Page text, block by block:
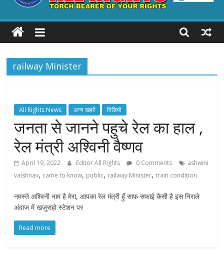
ALL
RIGHTS
Torch
your
Rights
railway Minister
All Rights News अन्य खबरें विडियो
जनता से जानने पहुचे रेल का हाल ,
रेल मंत्री अश्विनी वैष्णव
April 19, 2022 Editor All Rights 0 Comments
ashwini
vaishnav, came to know, public, railway Minister,train condition
नमस्ते अश्विनी नाम है मेरा, आपका रेल मंत्री हुँ साफ सफाई कैसी है इस निराले
अंदाज में खजुराहो स्टेशन पर
Read more